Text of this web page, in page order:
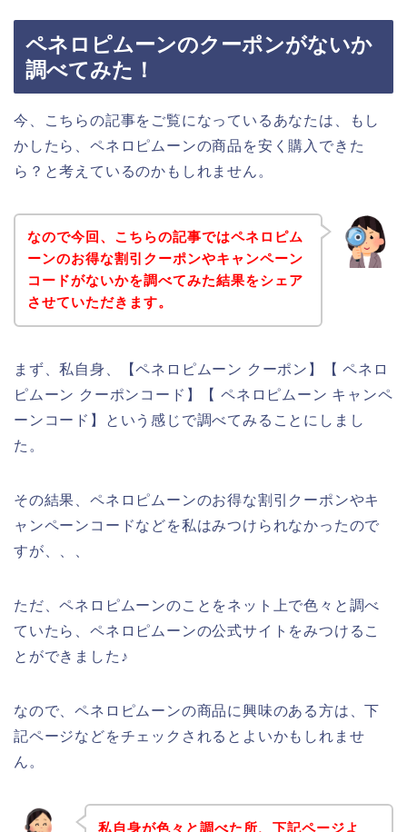
ペネロピムーンのクーポンがないか
調べてみた！
今、こちらの記事をご覧になっているあなたは、もし
かしたら、ペネロピムーンの商品を安く購入できた
ら？と考えているのかもしれません。
なので今回、こちらの記事ではペネロピム
ーンのお得な割引クーポンやキャンペーン
コードがないかを調べてみた結果をシェア
させていただきます。
まず、私自身、【ペネロピムーン クーポン】【 ペネロ
ピムーン クーポンコード】【 ペネロピムーン キャンペ
ーンコード】という感じで調べてみることにしまし
た。
その結果、ペネロピムーンのお得な割引クーポンやキ
ャンペーンコードなどを私はみつけられなかったので
すが、、、
ただ、ペネロピムーンのことをネット上で色々と調べ
ていたら、ペネロピムーンの公式サイトをみつけるこ
とができました♪
なので、ペネロピムーンの商品に興味のある方は、下
記ページなどをチェックされるとよいかもしれませ
ん。
私自身が色々と調べた所、下記ページよ